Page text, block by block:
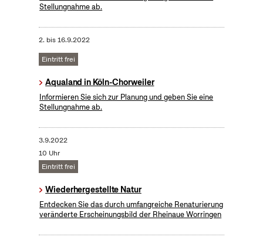
Stellungnahme ab.
2. bis16.9.2022
Eintritt frei
Aqualand in Köln-Chorweiler
Informieren Sie sich zur Planung und geben Sie eine
Stellungnahme ab.
3.9.2022
10 Uhr
Eintritt frei
Wiederhergestellte Natur
Entdecken Sie das durch umfangreiche Renaturierung
veränderte Erscheinungsbild der Rheinaue Worringen